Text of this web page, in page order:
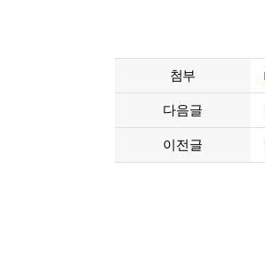
첨부
다음글
이전글